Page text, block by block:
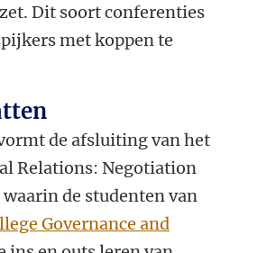
Dit soort conferenties
met koppen te
de afsluiting van het
Relations: Negotiation
de studenten van
Governance and